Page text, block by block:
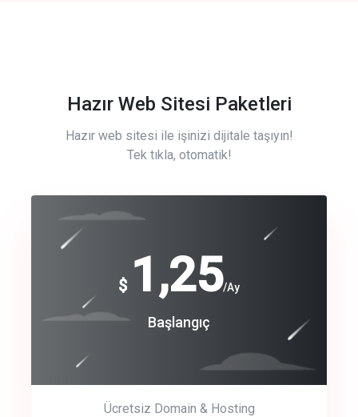
Hazır Web Sitesi Paketleri
Hazır web sitesi ile işinizi dijitale taşıyın!
Tek tıkla, otomatik!
$ 1,25/Ay
Başlangıç
Ücretsiz Domain & Hosting
Free
Basic